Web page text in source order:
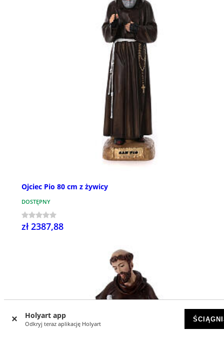
Holyart app
Odkryj teraz aplikację Holyart
Ojciec Pio 80 cm z żywicy
DOSTĘPNY
zł 2387,88